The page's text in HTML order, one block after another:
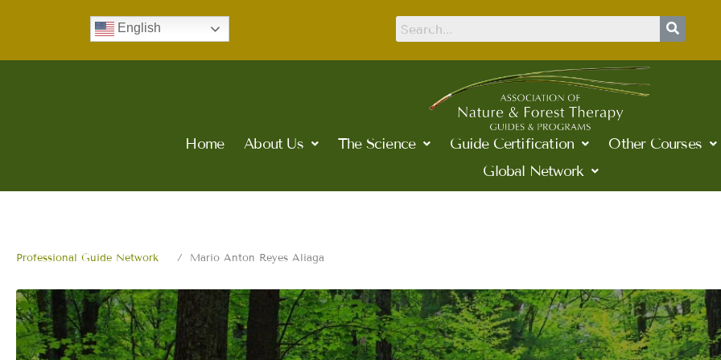
content
English
Home About Us The Science Guide Certification Other Courses
Global Network
Professional Guide Network Mario Anton Reyes Aliaga